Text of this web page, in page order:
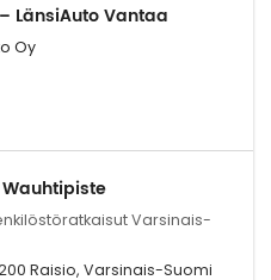
LänsiAuto Vantaa
Oy
Varsinais-
Raisio, Varsinais-Suomi